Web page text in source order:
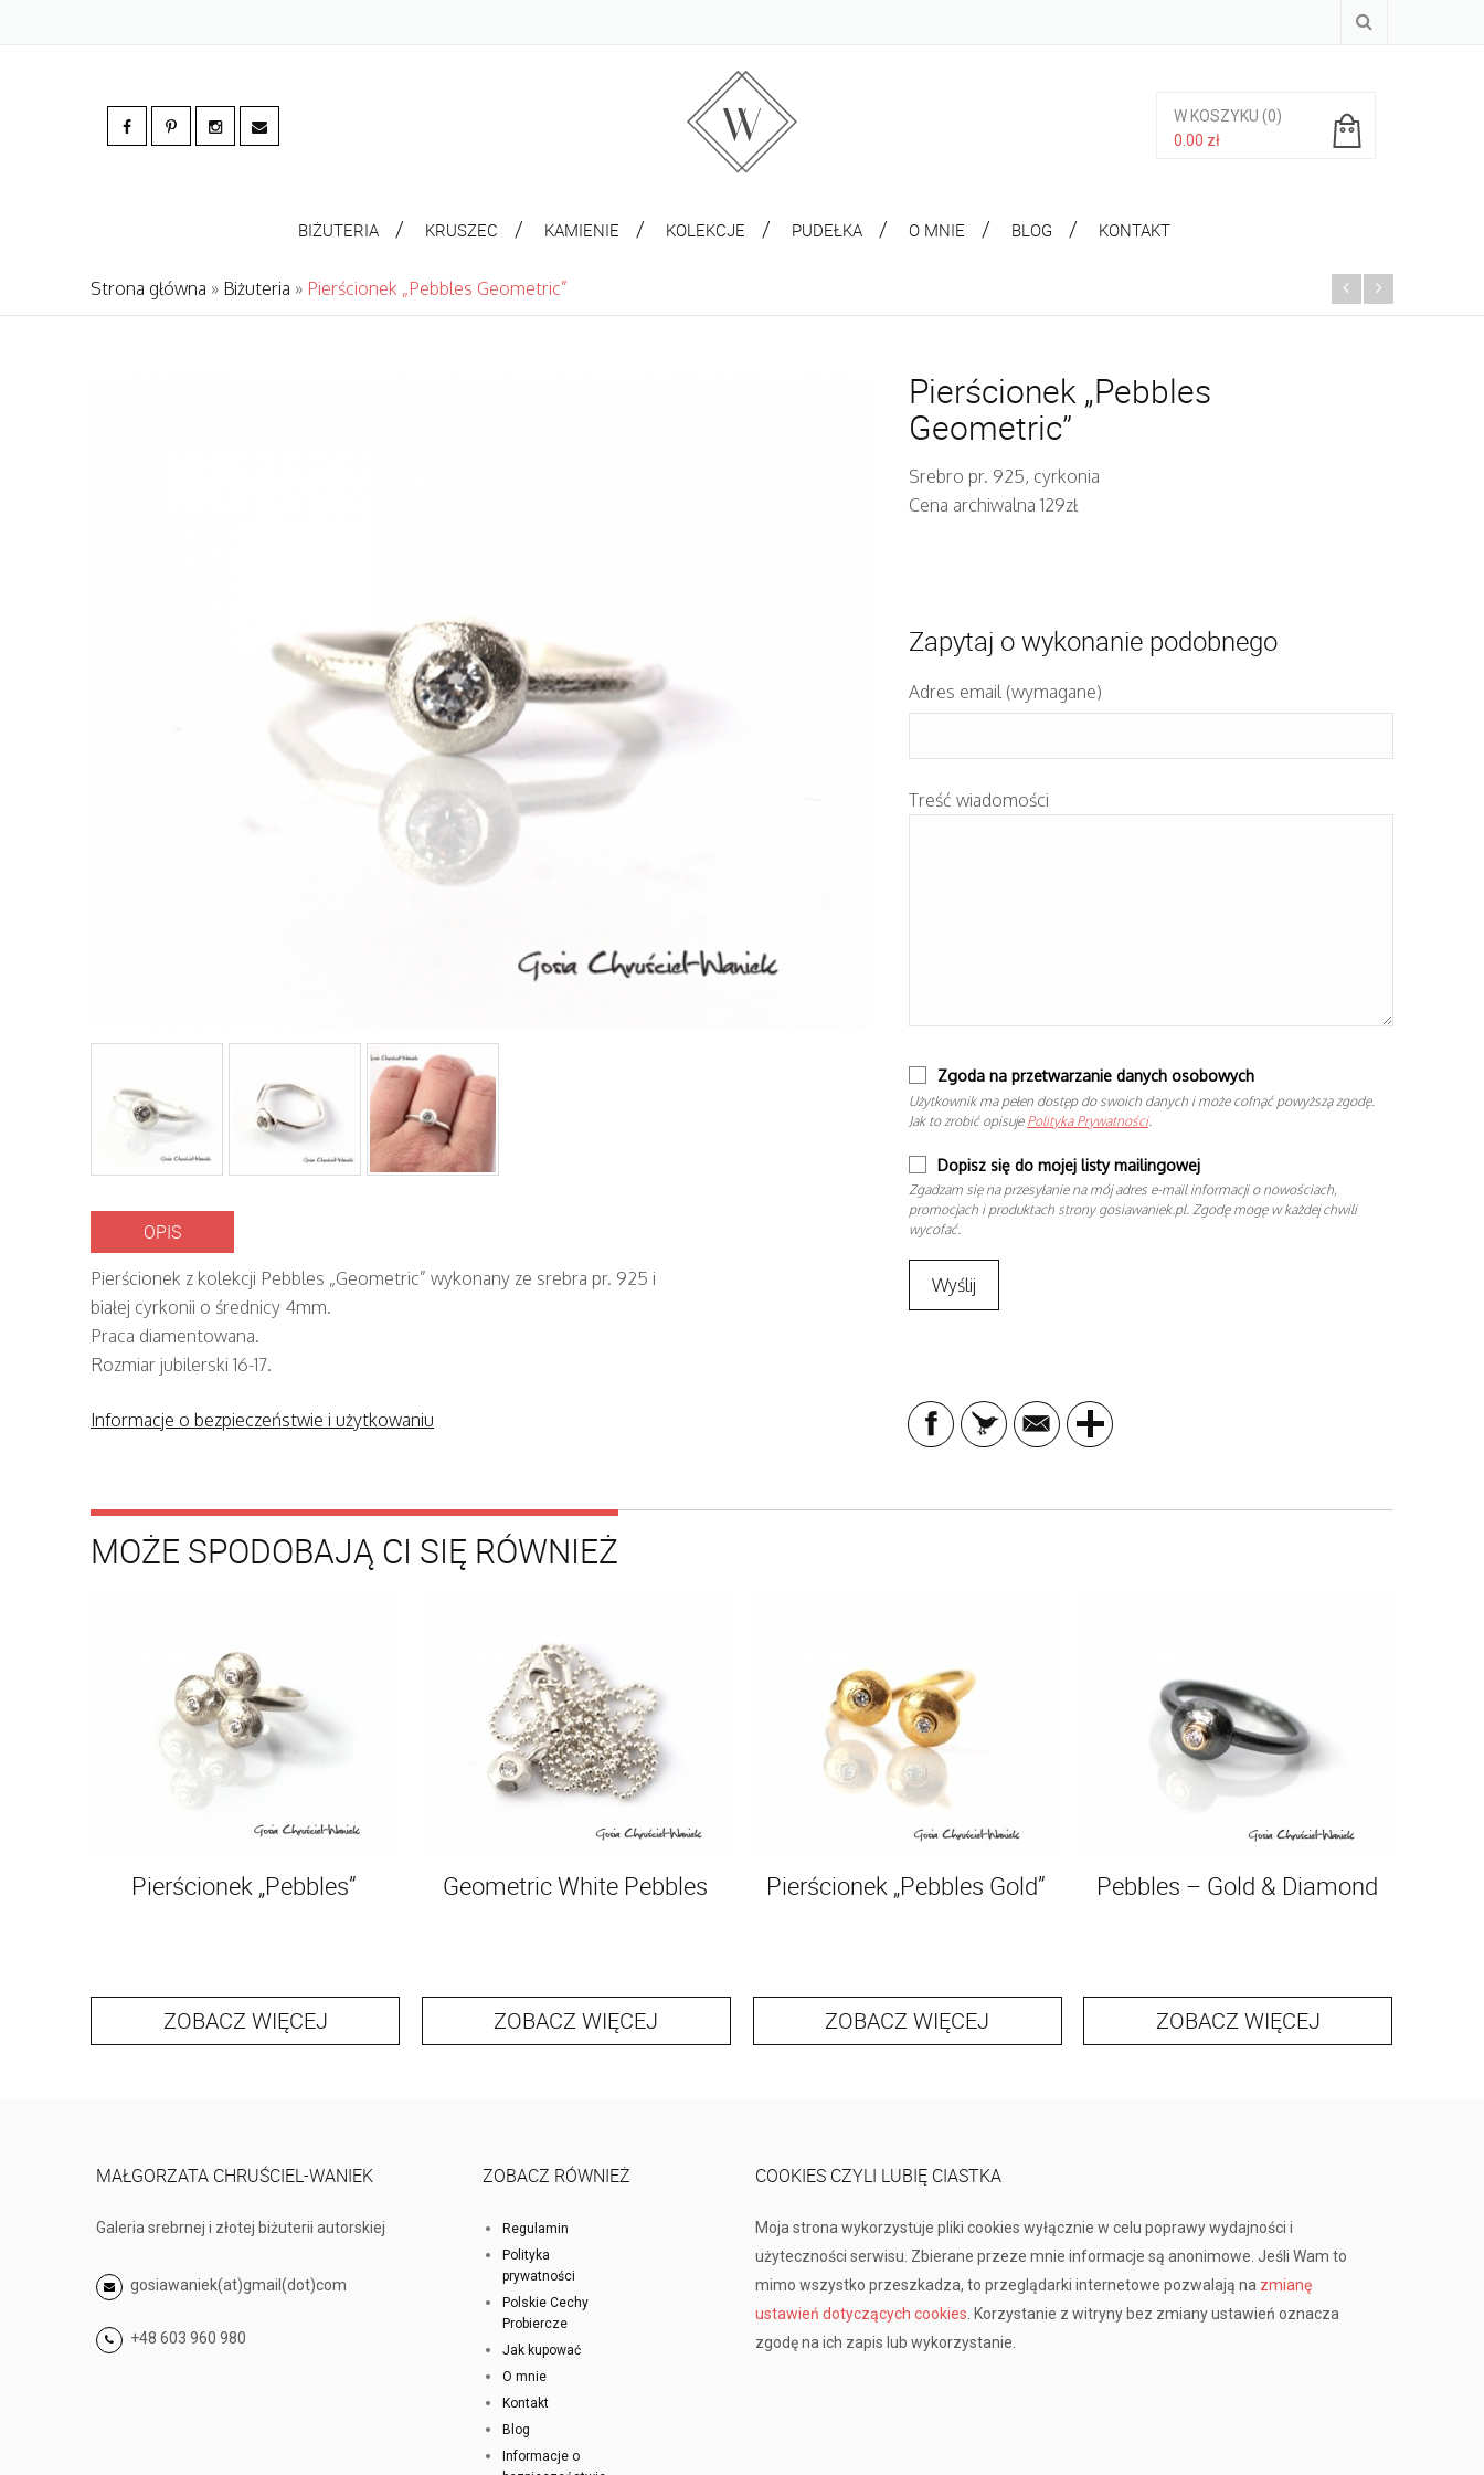
W KOSZYKU (0)
0.00 zł
BIŻUTERIA KRUSZEC KAMIENIE KOLEKCJE PUDEŁKA O MNIE BLOG KONTAKT
Strona główna » Biżuteria » Pierścionek „Pebbles Geometric”
OPIS
Pierścionek z kolekcji Pebbles „Geometric” wykonany ze srebra pr. 925 i
białej cyrkonii o średnicy 4mm.
Praca diamentowana.
Rozmiar jubilerski 16-17.
Informacje o bezpieczeństwie i użytkowaniu
Pierścionek „Pebbles
Geometric”
Srebro pr. 925, cyrkonia
Cena archiwalna 129zł
Zapytaj o wykonanie podobnego
Adres email (wymagane)
Treść wiadomości
Zgoda na przetwarzanie danych osobowych
Użytkownik ma pełen dostęp do swoich danych i może cofnąć powyższą zgodę.
Jak to zrobić opisuje Polityka Prywatności.
Dopisz się do mojej listy mailingowej
Zgadzam się na przesyłanie na mój adres e-mail informacji o nowościach,
promocjach i produktach strony gosiawaniek.pl. Zgodę mogę w każdej chwili
wycofać.
MOŻE SPODOBAJĄ CI SIĘ RÓWNIEŻ
Pierścionek „Pebbles”
ZOBACZ WIĘCEJ
Geometric White Pebbles
ZOBACZ WIĘCEJ
Pierścionek „Pebbles Gold”
ZOBACZ WIĘCEJ
Pebbles – Gold & Diamond
ZOBACZ WIĘCEJ
MAŁGORZATA CHRUŚCIEL-WANIEK
Galeria srebrnej i złotej biżuterii autorskiej
gosiawaniek(at)gmail(dot)com
+48 603 960 980
ZOBACZ RÓWNIEŻ
Regulamin
Polityka
prywatności
Polskie Cechy
Probiercze
Jak kupować
O mnie
Kontakt
Blog
Informacje o
COOKIES CZYLI LUBIĘ CIASTKA
Moja strona wykorzystuje pliki cookies wyłącznie w celu poprawy wydajności i
użyteczności serwisu. Zbierane przeze mnie informacje są anonimowe. Jeśli Wam to
mimo wszystko przeszkadza, to przeglądarki internetowe pozwalają na zmianę
ustawień dotyczących cookies . Korzystanie z witryny bez zmiany ustawień oznacza
zgodę na ich zapis lub wykorzystanie.